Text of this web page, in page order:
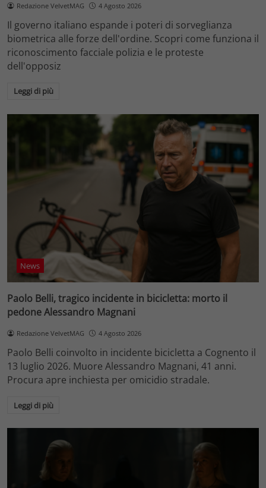
Redazione VelvetMAG 4 Agosto 2026
Il governo italiano espande i poteri di sorveglianza
biometrica alle forze dell'ordine. Scopri come funziona il
riconoscimento facciale polizia e le proteste
dell'opposiz
Leggi di più
News
Paolo Belli, tragico incidente in bicicletta: morto il
pedone Alessandro Magnani
Redazione VelvetMAG 4 Agosto 2026
Paolo Belli coinvolto in incidente bicicletta a Cognento il
13 luglio 2026. Muore Alessandro Magnani, 41 anni.
Procura apre inchiesta per omicidio stradale.
Leggi di più